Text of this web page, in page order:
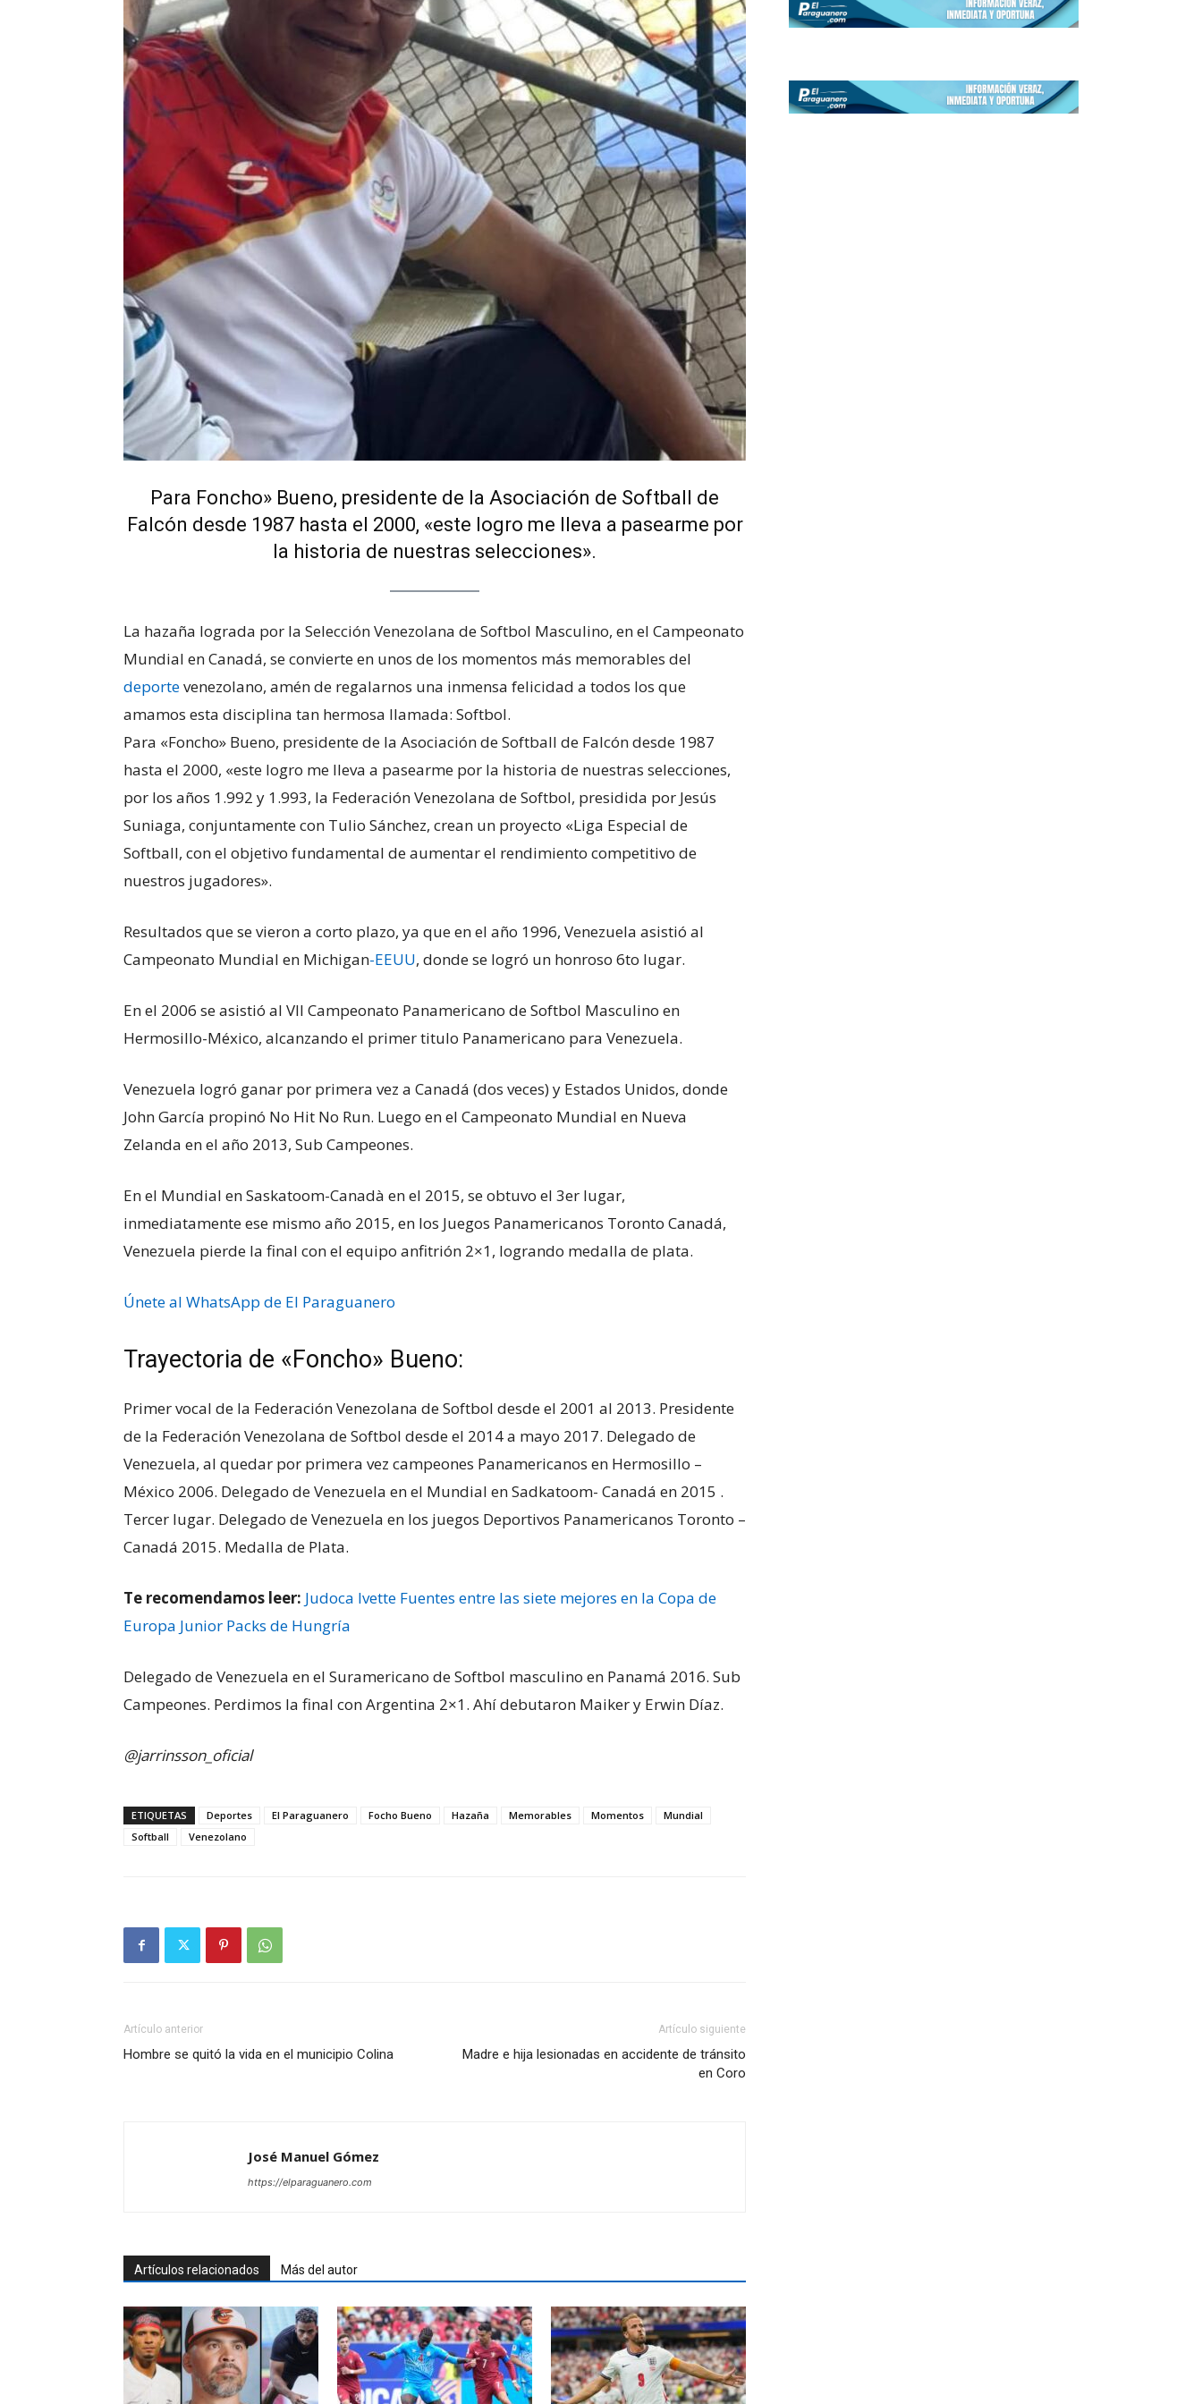
Para Foncho» Bueno, presidente de la Asociación de Softball de
Falcón desde 1987 hasta el 2000, «este logro me lleva a pasearme por
la historia de nuestras selecciones».
La hazaña lograda por la Selección Venezolana de Softbol Masculino, en el Campeonato
Mundial en Canadá, se convierte en unos de los momentos más memorables del
deportevenezolano, amén de regalarnos una inmensa felicidad a todos los que
amamos esta disciplina tan hermosa llamada: Softbol.
Para «Foncho» Bueno, presidente de la Asociación de Softball de Falcón desde 1987
hasta el 2000, «este logro me lleva a pasearme por la historia de nuestras selecciones,
por los años 1.992 у 1.993, la Federación Venezolana de Softbol, presidida por Jesús
Suniaga, conjuntamente con Tulio Sánchez, crean un proyecto «Liga Especial de
Softball, con el objetivo fundamental de aumentar el rendimiento competitivo de
nuestros jugadores».
Resultados que se vieron a corto plazo, ya que en el año 1996, Venezuela asistió al
Campeonato Mundial en Michigan-EEUU, donde se logró un honroso 6to lugar.
En el 2006 se asistió al VII Campeonato Panamericano de Softbol Masculino en
Hermosillo-México, alcanzando el primer titulo Panamericano para Venezuela.
Venezuela logró ganar por primera vez a Canadá (dos veces) y Estados Unidos, donde
John García propinó No Hit No Run. Luego en el Campeonato Mundial en Nueva
Zelanda en el año 2013, Sub Campeones.
En el Mundial en Saskatoom-Canadà en el 2015, se obtuvo el 3er lugar,
inmediatamente ese mismo año 2015, en los Juegos Panamericanos Toronto Canadá,
Venezuela pierde la final con el equipo anfitrión 2×1, logrando medalla de plata.
Únete al WhatsApp de El Paraguanero
Trayectoria de «Foncho» Bueno:
Primer vocal de la Federación Venezolana de Softbol desde el 2001 al 2013. Presidente
de la Federación Venezolana de Softbol desde el 2014 a mayo 2017. Delegado de
Venezuela, al quedar por primera vez campeones Panamericanos en Hermosillo –
México 2006. Delegado de Venezuela en el Mundial en Sadkatoom- Canadá en 2015 .
Tercer lugar. Delegado de Venezuela en los juegos Deportivos Panamericanos Toronto –
Canadá 2015. Medalla de Plata.
Te recomendamos leer: Judoca Ivette Fuentes entre las siete mejores en la Copa de
Europa Junior Packs de Hungría
Delegado de Venezuela en el Suramericano de Softbol masculino en Panamá 2016. Sub
Campeones. Perdimos la final con Argentina 2×1. Ahí debutaron Maiker y Erwin Díaz.
@jarrinsson_oficial
ETIQUETAS Deportes El Paraguanero Focho Bueno Hazaña Memorables Momentos
Mundial
Softball
Venezolano
Artículo anterior
Hombre se quitó la vida en el municipio Colina
Artículo siguiente
Madre e hija lesionadas en accidente de tránsito
en Coro
José Manuel Gómez
https://elparaguanero.com
Artículos relacionados Más del autor